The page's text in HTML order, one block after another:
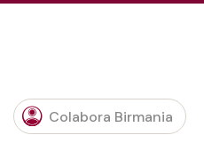
Colabora Birmania